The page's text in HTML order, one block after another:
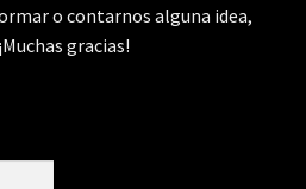
o contarnos alguna idea,
gracias!